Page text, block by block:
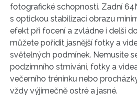
fotografické schopnosti. Zadní
s optickou stabilizací obrazu
efekt při focení a zvládne i delší
můžete pořídit jasnější fotky a
světelných podmínek. Nemusíte
podzimního stmívání, fotky a
večerního tréninku nebo
vždy výjimečně ostré a jasné.